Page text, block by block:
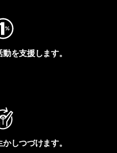
を支援します。
しつづけます。